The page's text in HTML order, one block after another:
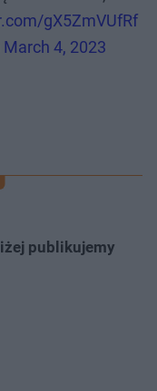
gX5ZmVUfRf
March 4, 2023
publikujemy